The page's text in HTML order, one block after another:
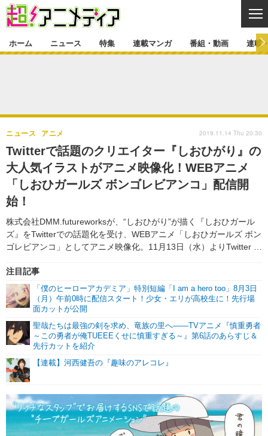
ゲーム・アプリ マンガ
グッズ イベント
声優 コスプレ
特集一覧 カバー
ラキりす
連載マンガ
連載マンガ一覧
番組・動画一覧 ラジオ
動画
連載・ブログ
連載・ブログ一覧
編集部ブログ・お知らせ
ホーム ニュース 特集 連載マンガ 番組・動画 連載
Twitterで話題のクリエイター『しおひがり』の
大人気イラストがアニメ映像化！WEBアニメ
「しおひガールズ ボンゴレビアンコ」配信開
始！
株式会社DMM.futureworksが、“しおひがり”が描く『しおひガール
ズ』をTwitterでの話題化を受け、WEBアニメ「しおひガールズ ボン
ゴレビアンコ」としてアニメ映像化。11月13日（水）よりTwitter …
ニュース アニメ
注目記事
「僕のヒーローアカデミア」特別短編「I am a hero too」8月3日
（月）午前0時に配信スタート！少女・エリが高校生に！先行場
面カットが公開
聖哉たちは最強の剣を求め、竜族の里へ――TVアニメ『慎重勇者
～この勇者が俺TUEEEくせに慎重すぎる～』第6話のあらすじ＆
先行カットを紹介
【連載】河西健吾の『趣味のアレコレ』
2019.11.14 Thu 20:30